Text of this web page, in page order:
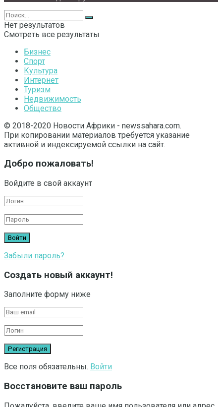
Нет результатов
Смотреть все результаты
Бизнес
Спорт
Культура
Интернет
Туризм
Недвижимость
Общество
© 2018-2020 Новости Африки - newssahara.com.
При копировании материалов требуется указание
активной и индексируемой ссылки на сайт.
Добро пожаловать!
Войдите в свой аккаунт
Забыли пароль?
Создать новый аккаунт!
Заполните форму ниже
Все поля обязательны. Войти
Восстановите ваш пароль